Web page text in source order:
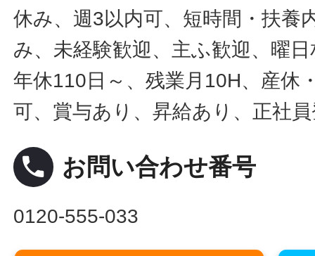
休み、週3以内可、短時間・扶養
み、未経験歓迎、主ふ歓迎、曜
年休110日～、残業月10H、産休
可、賞与あり、昇給あり、正社
local_phone お問い合わせ番号
0120-555-033